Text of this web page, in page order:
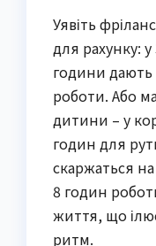
Уявіть
для рахунку:
години
роботи. Або
дитини – у
годин для
скаржаться
8 годин
життя, що
ритм.